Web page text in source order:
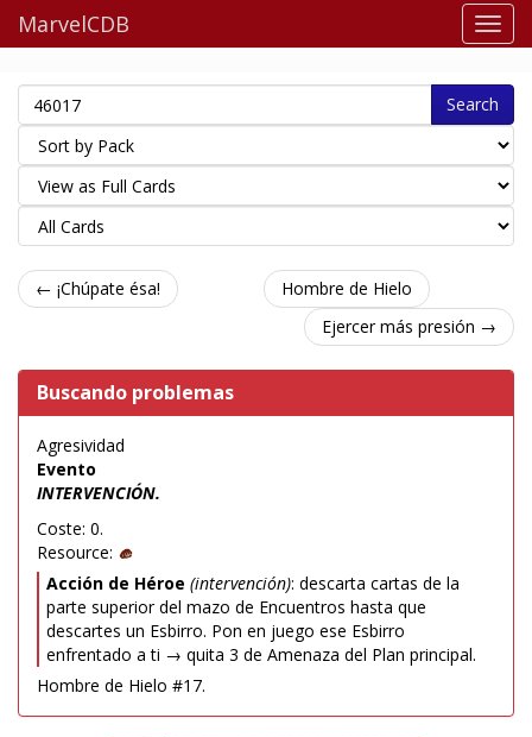
MarvelCDB
Search
← ¡Chúpate ésa!
Hombre de Hielo
Ejercer más presión →
Buscando problemas
Agresividad
Evento
INTERVENCIÓN.
Coste: 0.
Resource:
Acción de Héroe (intervención): descarta cartas de la
parte superior del mazo de Encuentros hasta que
descartes un Esbirro. Pon en juego ese Esbirro
enfrentado a ti → quita 3 de Amenaza del Plan principal.
Hombre de Hielo #17.